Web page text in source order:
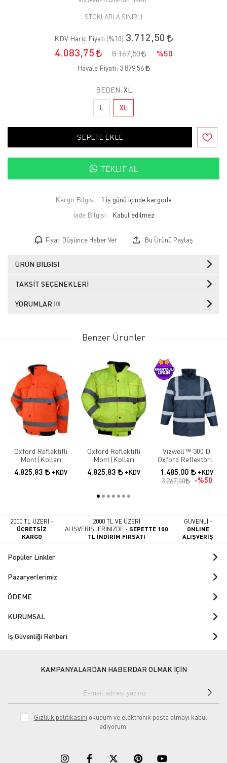
STOKLARLA SINIRLI
KDV Hariç Fiyatı (%10):3.712,50
4.083,75
8.167,50 %50
Havale Fiyatı: 3.879,56
BEDEN: XL
L XL
SEPETE EKLE
TEKLIF AL
Kargo Bilgisi:
1 iş günü içinde kargoda
İade Bilgisi:
Fiyatı Düşünce Haber Ver Bu Ürünü Paylaş
ÜRÜN BILGISI
TAKSIT SEÇENEKLERI
YORUMLAR (0)
Benzer Ürünler
Oxford Reflektifli
Mont (Kolları
Çıkmalı)
4.825,83 +KDV
Oxford Reflektifli
Mont (Kolları
Çıkmalı)
4.825,83 +KDV
Vizwell™ 300 D
Oxford Reflektörlü
İçi Kapitoneli Lacivert
Parka
1.485,00 +KDV
3.267,00 %50
2000 TL ÜZERİ -
ÜCRETSİZ
KARGO
2000 TL VE ÜZERİ
ALIŞVERİŞLERİNİZDE -SEPETTE 100
TL İNDİRİM FIRSATI
GÜVENLİ -
ONLINE
ALIŞVERİŞ
Popüler Linkler
Pazaryerlerimiz
ÖDEME
KURUMSAL
İş Güvenliği Rehberi
KAMPANYALARDAN HABERDAR OLMAK İÇİN
Gizlilik politikasını okudum ve elektronik posta almayı kabul
ediyorum.